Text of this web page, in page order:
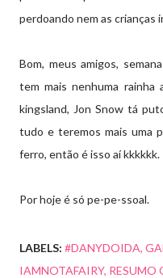
perdoando nem as crianças
Bom, meus amigos,
tem mais nenhuma rainha
kingsland, Jon Snow tá
tudo e teremos mais uma
ferro, então é isso aí kkkkkk.
Por hoje é só pe-pe-ssoal.
LABELS: #DANYDOIDA
IAMNOTAFAIRY RESUMO